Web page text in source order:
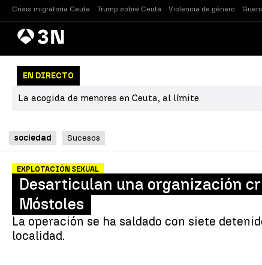
Crisis migratoria Ceuta Trump sobre Ceuta Violencia de género
AntenaNoticias
EN DIRECTO
La acogida de menores en Ceuta, al límite
sociedad Sucesos
EXPLOTACIÓN SEXUAL
Desarticulan una organización
Móstoles
La operación se ha saldado con siete
localidad.